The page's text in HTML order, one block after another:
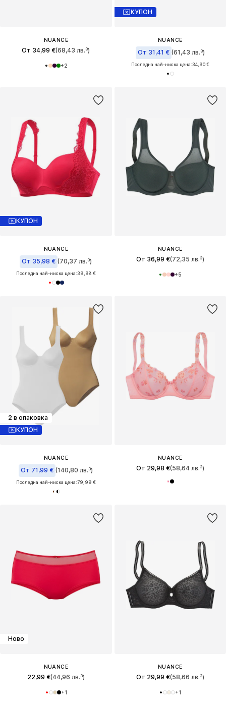
NUANCE
От 34,99 €(68,43 лв.³)
+2
КУПОН
NUANCE
От 31,41 € (61,43 лв.³)
Последна най-ниска цена:34,90 €
КУПОН
NUANCE
От 35,98 € (70,37 лв.³)
Последна най-ниска цена:39,98 €
NUANCE
От 36,99 €(72,35 лв.³)
+5
2 в опаковка
КУПОН
NUANCE
От 71,99 € (140,80 лв.³)
Последна най-ниска цена:79,99 €
NUANCE
От 29,98 €(58,64 лв.³)
Ново
NUANCE
22,99 €(44,96 лв.³)
+1
NUANCE
От 29,99 €(58,66 лв.³)
+1